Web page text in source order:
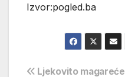
Izvor:pogled.ba
Ljekovito magareće